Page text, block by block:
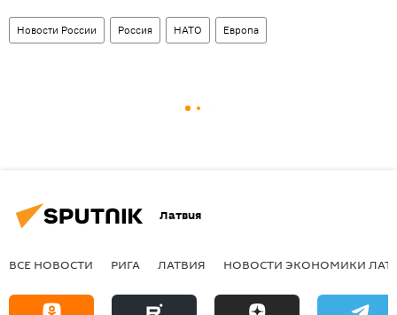
Новости России Россия НАТО Европа
Латвия
ВСЕ НОВОСТИ РИГА ЛАТВИЯ НОВОСТИ ЭКОНОМИКИ